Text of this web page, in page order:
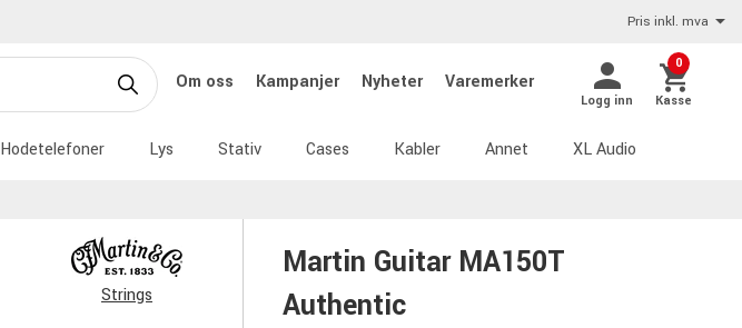
Pris inkl. mva
Om oss Kampanjer Nyheter Varemerker
Logg inn
0
Kasse
Hodetelefoner Lys Stativ Cases Kabler Annet XL Audio
Strings
Martin Guitar MA150T
Authentic